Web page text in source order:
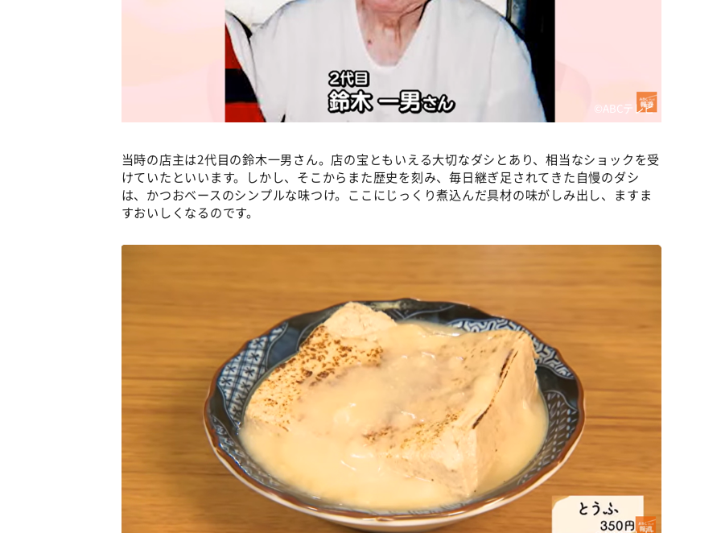
©ABCテレビ
当時の店主は2代目の鈴木一男さん。店の宝ともいえる大切なダシとあり、相当なショックを受
けていたといいます。しかし、そこからまた歴史を刻み、毎日継ぎ足されてきた自慢のダシ
は、かつおベースのシンプルな味つけ。ここにじっくり煮込んだ具材の味がしみ出し、ますま
すおいしくなるのです。